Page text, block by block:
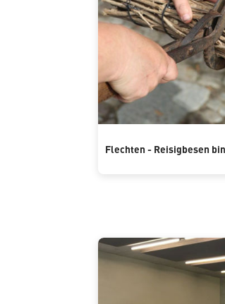
Flechten - Reisigbesen